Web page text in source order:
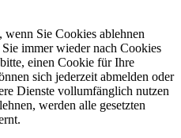
Sie Cookies ablehnen
immer wieder nach Cookies
einen Cookie für Ihre
sich jederzeit abmelden oder
Dienste vollumfänglich nutzen
werden alle gesetzten